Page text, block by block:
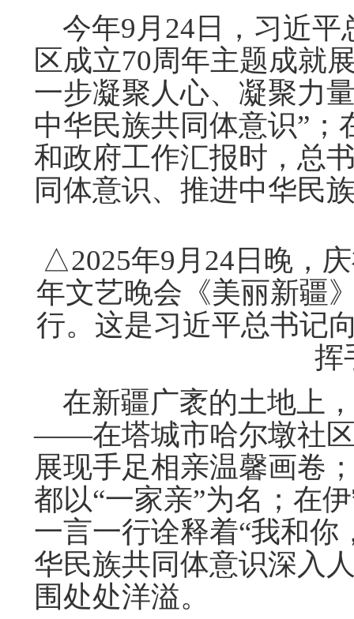
今年9月24日，习近平
区成立70周年主题成就
一步凝聚人心、凝聚力
中华民族共同体意识”
和政府工作汇报时，总
同体意识、推进中华民
△2025年9月24日晚，
年文艺晚会《美丽新疆
行。这是习近平总书记
挥
在新疆广袤的土地上
——在塔城市哈尔墩社区
展现手足相亲温馨画卷
都以“一家亲”为名；在
一言一行诠释着“我和
华民族共同体意识深入
围处处洋溢。